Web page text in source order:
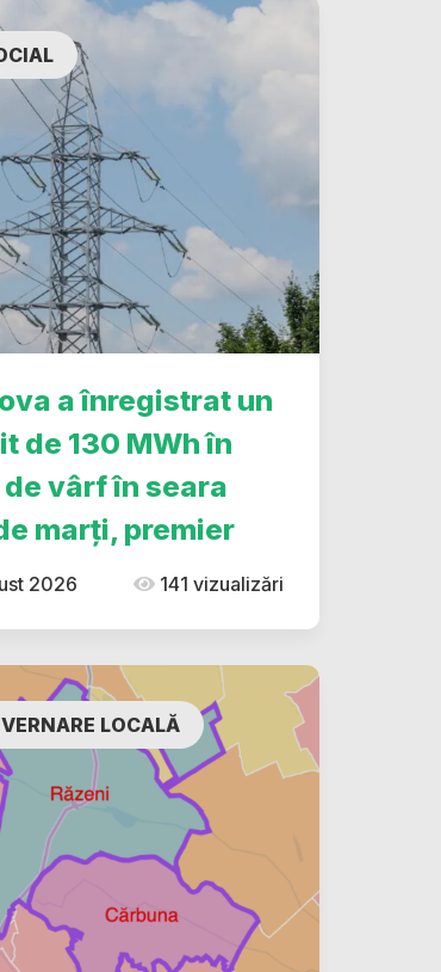
a înregistrat un
de 130 MWh în
vârf în seara
marți, premier
2026 141 vizualizări
LOCALĂ